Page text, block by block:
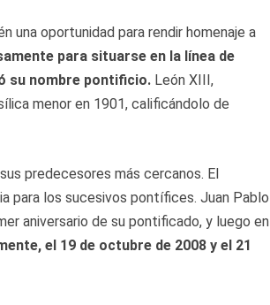
una oportunidad para rendir homenaje a
para situarse en la línea de
su nombre pontificio. León XIII,
menor en 1901, calificándolo de
predecesores más cercanos. El
para los sucesivos pontífices. Juan Pablo
aniversario de su pontificado, y luego en
el 19 de octubre de 2008 y el 21